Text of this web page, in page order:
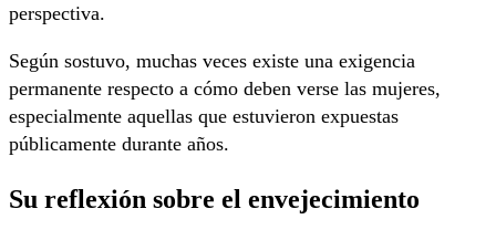
perspectiva.
Según sostuvo, muchas veces existe una exigencia
permanente respecto a cómo deben verse las mujeres,
especialmente aquellas que estuvieron expuestas
públicamente durante años.
Su reflexión sobre el envejecimiento